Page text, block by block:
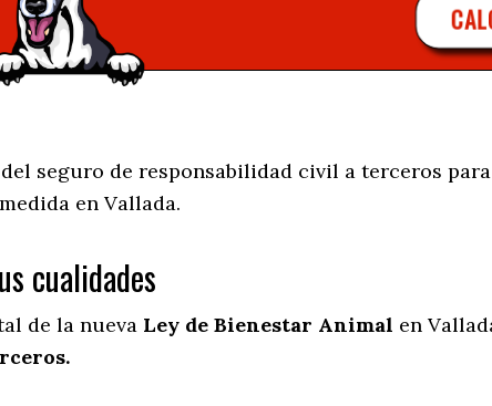
seguro de responsabilidad civil a terceros
en Vallada.
cualidades
de la nueva Ley de Bienestar Animal en